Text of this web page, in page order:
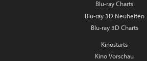
Blu-ray Charts
Blu-ray 3D Neuheiten
Blu-ray 3D Charts
Kinostarts
Kino Vorschau